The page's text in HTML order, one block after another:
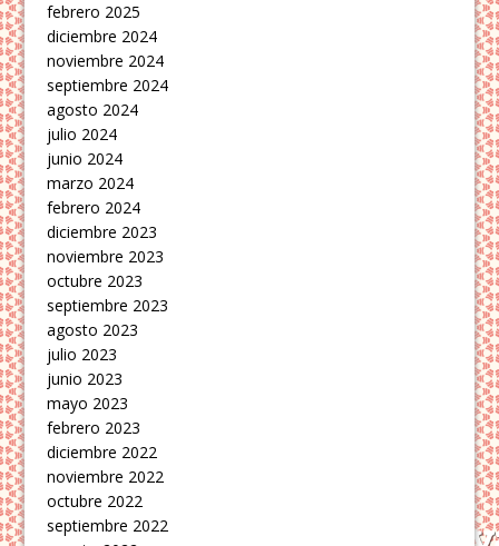
febrero 2025
diciembre 2024
noviembre 2024
septiembre 2024
agosto 2024
julio 2024
junio 2024
marzo 2024
febrero 2024
diciembre 2023
noviembre 2023
octubre 2023
septiembre 2023
agosto 2023
julio 2023
junio 2023
mayo 2023
febrero 2023
diciembre 2022
noviembre 2022
octubre 2022
septiembre 2022